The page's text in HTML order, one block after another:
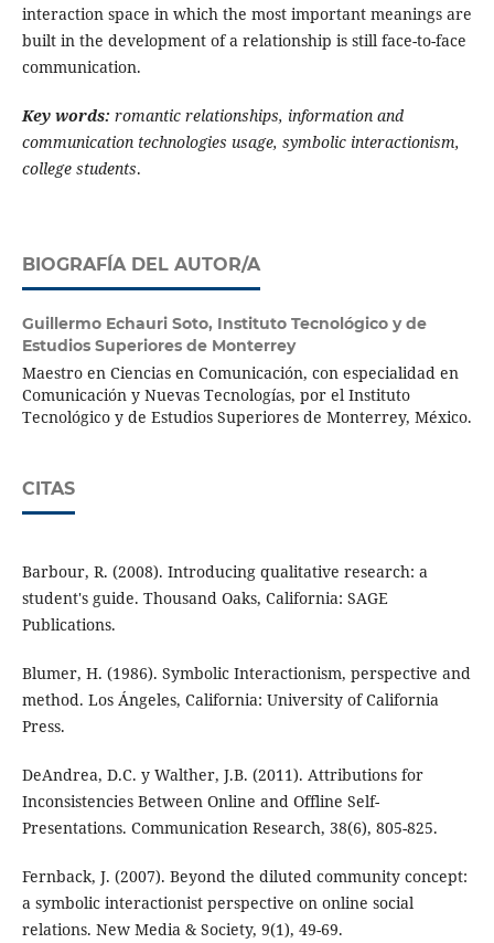
interaction space in which the most important meanings are
built in the development of a relationship is still face-to-face
communication.
Key words: romantic relationships, information and
communication technologies usage, symbolic interactionism,
college students.
BIOGRAFÍA DEL AUTOR/A
Guillermo Echauri Soto, Instituto Tecnológico y de
Estudios Superiores de Monterrey
Maestro en Ciencias en Comunicación, con especialidad en
Comunicación y Nuevas Tecnologías, por el Instituto
Tecnológico y de Estudios Superiores de Monterrey, México.
CITAS
Barbour, R. (2008). Introducing qualitative research: a
student's guide. Thousand Oaks, California: SAGE
Publications.
Blumer, H. (1986). Symbolic Interactionism, perspective and
method. Los Ángeles, California: University of California
Press.
DeAndrea, D.C. y Walther, J.B. (2011). Attributions for
Inconsistencies Between Online and Offline Self-
Presentations. Communication Research, 38(6), 805-825.
Fernback, J. (2007). Beyond the diluted community concept:
a symbolic interactionist perspective on online social
relations. New Media & Society, 9(1), 49-69.